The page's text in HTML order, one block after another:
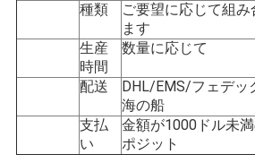
ー
ス
場
種類
ご要望に応じて組
ます
生産
時間
数量に応じて
配送
DHL/EMS/フェデ
海の船
支払
い
金額が1000ドル未
ポジット